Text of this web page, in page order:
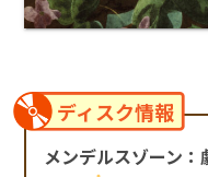
ディスク情報
メンデルスゾーン